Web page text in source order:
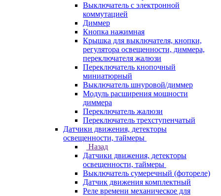
Выключатель с электронной
коммутацией
Диммер
Кнопка нажимная
Крышка для выключателя, кнопки,
регулятора освещенности, диммера,
переключателя жалюзи
Переключатель кнопочный
миниатюрный
Выключатель шнуровой/диммер
Модуль расширения мощности
диммера
Переключатель жалюзи
Переключатель трехступенчатый
Датчики движения, детекторы
освещенности, таймеры
Назад
Датчики движения, детекторы
освещенности, таймеры
Выключатель сумеречный (фотореле)
Датчик движения комплектный
Реле времени механическое для